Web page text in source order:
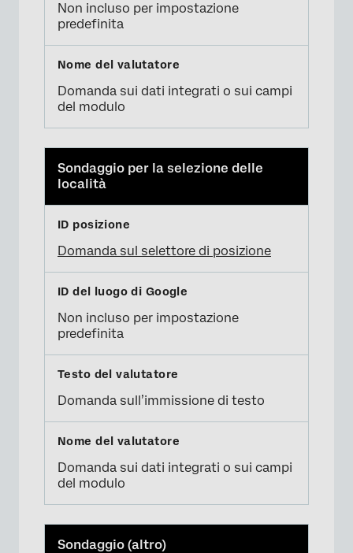
Non incluso per impostazione
predefinita
Domanda sui dati integrati o sui campi
del modulo
Sondaggio per la selezione delle
località
Domanda sul selettore di posizione
Non incluso per impostazione
predefinita
Domanda sull’immissione di testo
Domanda sui dati integrati o sui campi
del modulo
Sondaggio (altro)